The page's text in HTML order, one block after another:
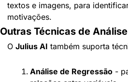
textos e imagens, para
motivações.
Outras Técnicas de Análise
O Julius AI também suporta
Análise de Regressão -